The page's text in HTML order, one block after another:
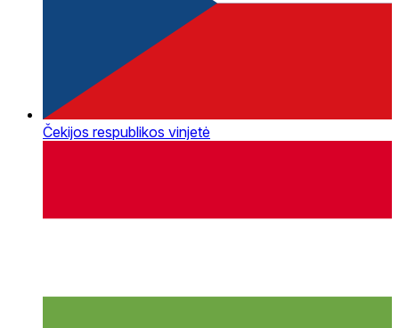
Čekijos respublikos vinjetė